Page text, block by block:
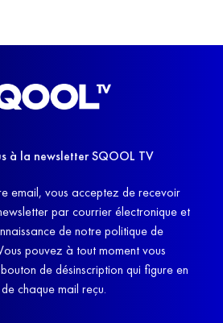
à la newsletter SQOOL TV
email, vous acceptez de recevoir
par courrier électronique et
de notre politique de
pouvez à tout moment vous
de désinscription qui figure en
chaque mail reçu.